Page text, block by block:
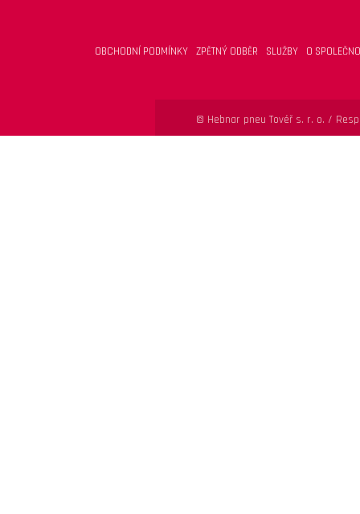
OBCHODNÍ PODMÍNKY ZPĚTNÝ ODBĚR SLUŽBY O
© Hebnar pneu Tovéř s. r. o. /